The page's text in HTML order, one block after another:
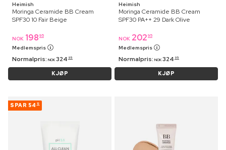
Heimish
Moringa Ceramide BB Cream
SPF30 10 Fair Beige
NOK 198 95
Medlemspris
Normalpris: NOK 324 95
KJØP
Heimish
Moringa Ceramide BB Cream
SPF30 PA++ 29 Dark Olive
NOK 202 95
Medlemspris
Normalpris: NOK 324 95
KJØP
SPAR 54 12